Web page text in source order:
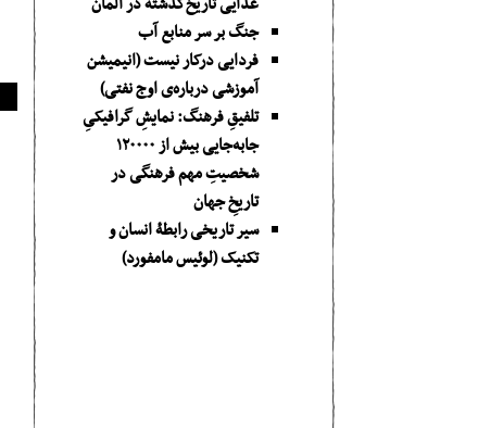
جنگ بر سر منابع آب
فردایی درکار نیست (انیمیشن
آموزشی درباره‌ی اوج نفتی)
تلفیقِ فرهنگ: نمایشِ گرافیکیِ
جا‌به‌جایی بیش از ۱۲۰۰۰۰
شخصیتِ مهم فرهنگی در
تاریخِ جهان
سیر تاریخی رابطۀ انسان و
تکنیک (لوئیس مامفورد)